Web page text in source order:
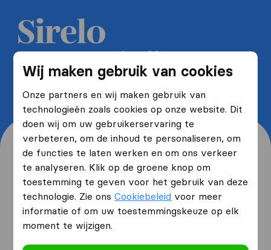
Wij maken gebruik van cookies
Onze partners en wij maken gebruik van
technologieën zoals cookies op onze website. Dit
doen wij om uw gebruikerservaring te
verbeteren, om de inhoud te personaliseren, om
de functies te laten werken en om ons verkeer
te analyseren. Klik op de groene knop om
toestemming te geven voor het gebruik van deze
technologie. Zie onsCookiebeleid voor meer
informatie of om uw toestemmingskeuze op elk
moment te wijzigen.
Ontvang 5 gratis offertes van
verhuisfirma's en bespaar tot wel
40%
Waar woont u nu en waar
verhuist u naartoe?